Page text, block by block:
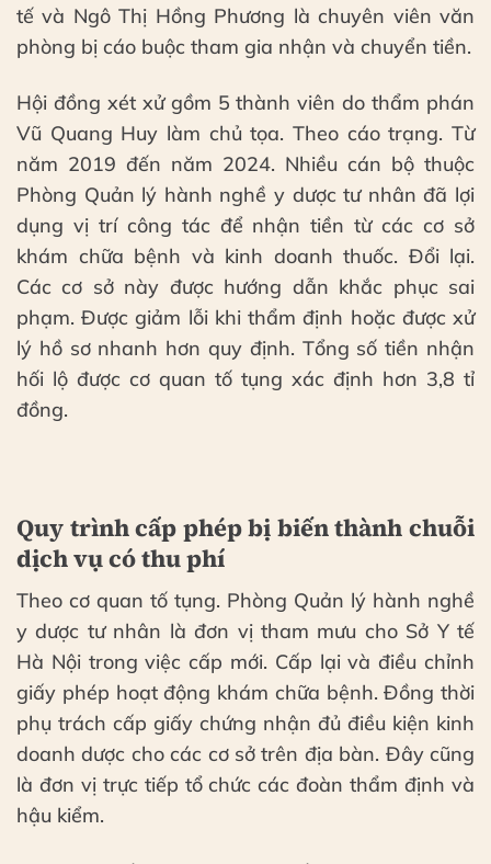
tế và Ngô Thị Hồng Phương là chuyên viên văn
phòng bị cáo buộc tham gia nhận và chuyển tiền.
Hội đồng xét xử gồm 5 thành viên do thẩm phán
Vũ Quang Huy làm chủ tọa. Theo cáo trạng. Từ
năm 2019 đến năm 2024. Nhiều cán bộ thuộc
Phòng Quản lý hành nghề y dược tư nhân đã lợi
dụng vị trí công tác để nhận tiền từ các cơ sở
khám chữa bệnh và kinh doanh thuốc. Đổi lại.
Các cơ sở này được hướng dẫn khắc phục sai
phạm. Được giảm lỗi khi thẩm định hoặc được xử
lý hồ sơ nhanh hơn quy định. Tổng số tiền nhận
hối lộ được cơ quan tố tụng xác định hơn 3,8 tỉ
đồng.
Quy trình cấp phép bị biến thành chuỗi
dịch vụ có thu phí
Theo cơ quan tố tụng. Phòng Quản lý hành nghề
y dược tư nhân là đơn vị tham mưu cho Sở Y tế
Hà Nội trong việc cấp mới. Cấp lại và điều chỉnh
giấy phép hoạt động khám chữa bệnh. Đồng thời
phụ trách cấp giấy chứng nhận đủ điều kiện kinh
doanh dược cho các cơ sở trên địa bàn. Đây cũng
là đơn vị trực tiếp tổ chức các đoàn thẩm định và
hậu kiểm.